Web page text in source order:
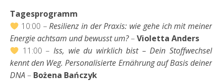
Tagesprogramm
10:00 –Resilienz in der Praxis: wie gehe ich mit meiner
Energie achtsam und bewusst um?–Violetta Anders
11:00 – Iss, wie du wirklich bist – Dein Stoffwechsel
kennt den Weg. Personalisierte Ernährung auf Basis deiner
DNA – Bożena Bańczyk